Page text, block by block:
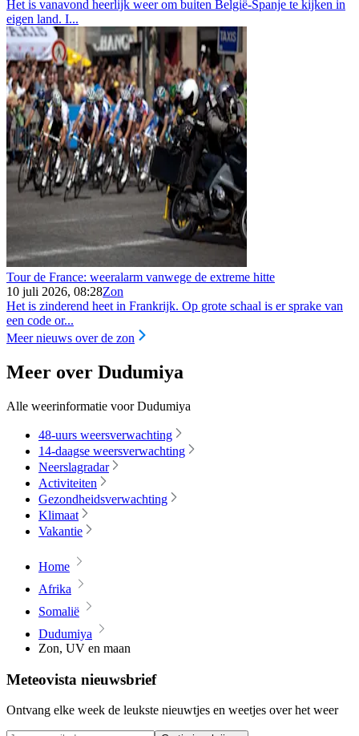
Het is vanavond heerlijk weer om buiten België-Spanje te kijken in
eigen land. I...
Tour de France: weeralarm vanwege de extreme hitte
10 juli 2026, 08:28Zon
Het is zinderend heet in Frankrijk. Op grote schaal is er sprake van
een code or...
Meer nieuws over de zon
Meer over Dudumiya
Alle weerinformatie voor Dudumiya
48-uurs weersverwachting
14-daagse weersverwachting
Neerslagradar
Activiteiten
Gezondheidsverwachting
Klimaat
Vakantie
Home
Afrika
Somalië
Dudumiya
Zon, UV en maan
Meteovista nieuwsbrief
Ontvang elke week de leukste nieuwtjes en weetjes over het weer